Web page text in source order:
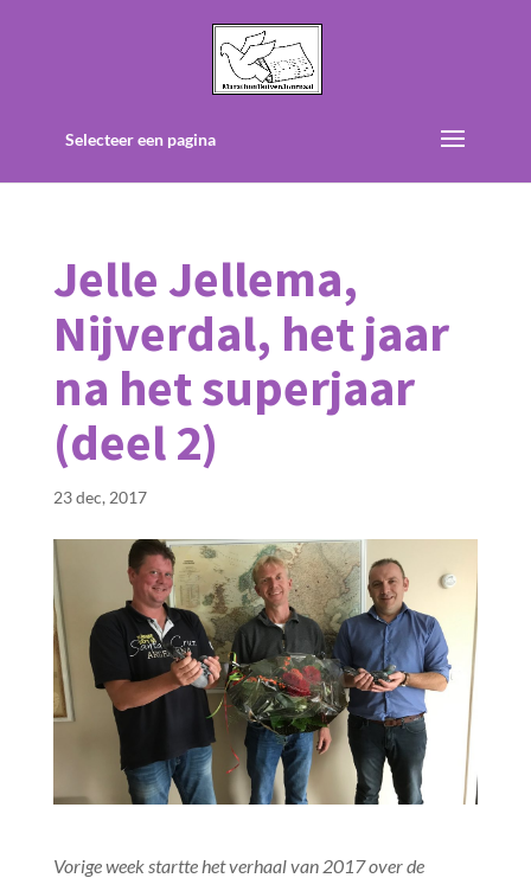
Selecteer een pagina
Jelle Jellema,
Nijverdal, het jaar
na het superjaar
(deel 2)
23 dec, 2017
Vorige week startte het verhaal van 2017 over de